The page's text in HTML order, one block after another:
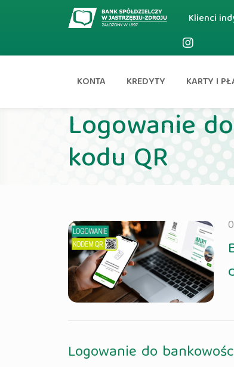
Klienci
KONTA KREDYTY KARTY I
Logowanie
kodu QR
Logowanie do